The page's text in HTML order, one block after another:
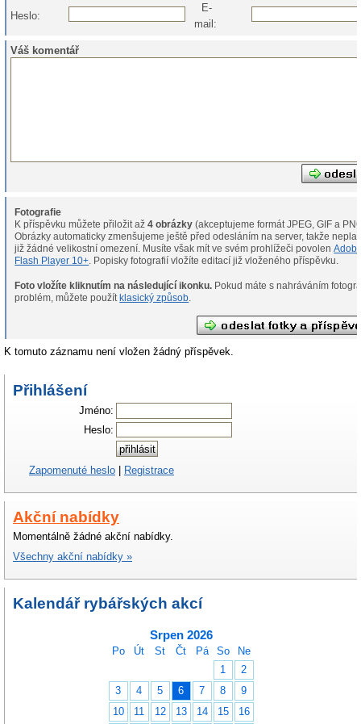
Heslo:
E-
mail:
Váš komentář
Fotografie
K příspěvku můžete přiložit až4 obrázky (akceptujeme formát JPEG, GIF a
Obrázky automaticky zmenšujeme ještě před odesláním na server, takže
již žádné velikostní omezení. Musíte však mít ve svém prohlížeči povolen
Flash Player 10+ . Popisky fotografií vložíte editací již vloženého příspěvku.
Foto vložíte kliknutím na následující ikonku.
problém, můžete použít klasický způsob.
K tomuto záznamu není vložen žádný příspěvek.
Přihlášení
Jméno:
Heslo:
Zapomenuté heslo Registrace
Akční nabídky
Momentálně žádné akční nabídky.
Všechny akční nabídky »
Kalendář rybářských akcí
Srpen 2026
Po Út St Čt Pá So
Ne
1
2
3
4 5 6 7 8
9
10
11 12 13 14 15 16